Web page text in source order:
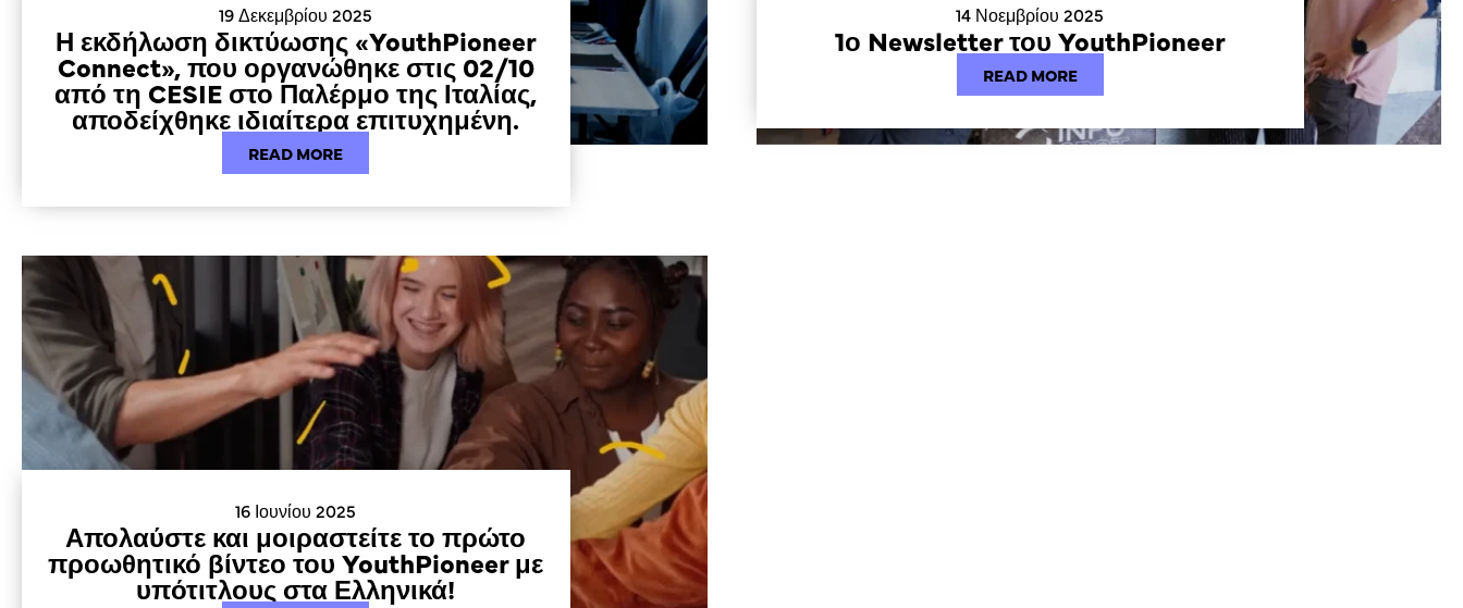
19 Δεκεμβρίου 2025
Η εκδήλωση δικτύωσης «YouthPioneer
Connect», που οργανώθηκε στις 02/10
από τη CESIE στο Παλέρμο της Ιταλίας,
αποδείχθηκε ιδιαίτερα επιτυχημένη.
READ MORE
14 Νοεμβρίου 2025
1ο Newsletter του YouthPioneer
READ MORE
16 Ιουνίου 2025
Απολαύστε και μοιραστείτε το πρώτο
προωθητικό βίντεο του YouthPioneer με
υπότιτλους στα Ελληνικά!